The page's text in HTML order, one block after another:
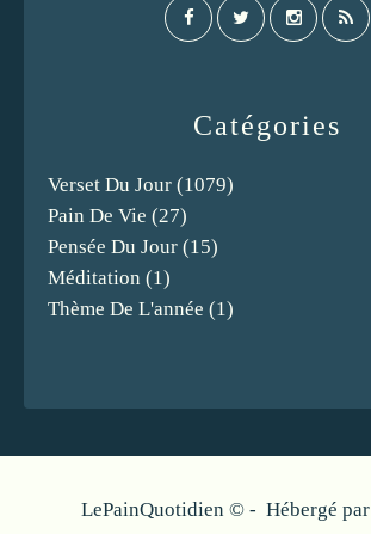
Catégories
Verset Du Jour (1079)
Pain De Vie (27)
Pensée Du Jour (15)
Méditation (1)
Thème De L'année (1)
LePainQuotidien © - Hébergé par